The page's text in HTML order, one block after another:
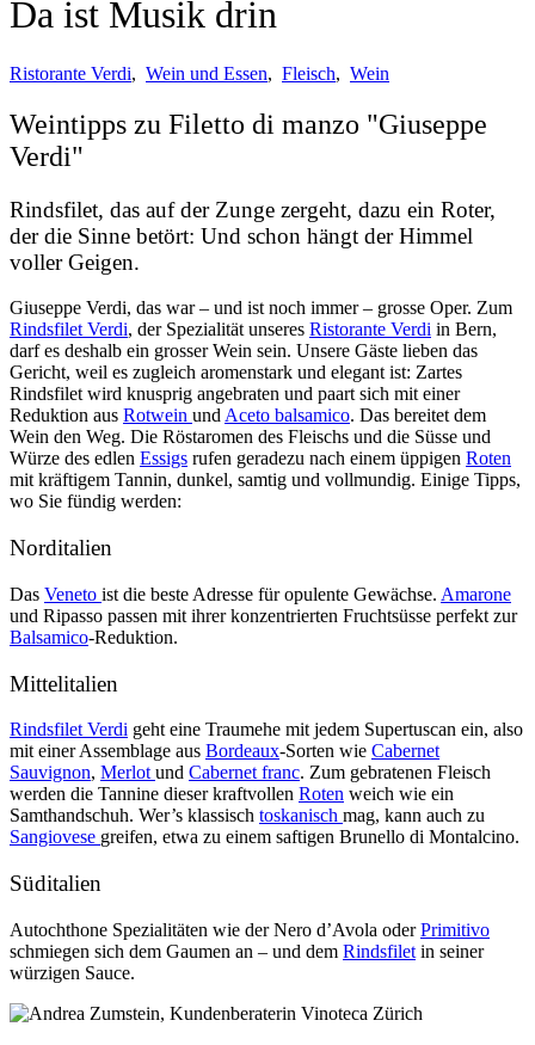
Da ist Musik drin
Ristorante Verdi, Wein und Essen, Fleisch, Wein
Weintipps zu Filetto di manzo "Giuseppe
Verdi"
Rindsfilet, das auf der Zunge zergeht, dazu ein Roter,
der die Sinne betört: Und schon hängt der Himmel
voller Geigen.
Giuseppe Verdi, das war – und ist noch immer – grosse Oper. Zum
Rindsfilet Verdi, der Spezialität unseres Ristorante Verdi in Bern,
darf es deshalb ein grosser Wein sein. Unsere Gäste lieben das
Gericht, weil es zugleich aromenstark und elegant ist: Zartes
Rindsfilet wird knusprig angebraten und paart sich mit einer
Reduktion aus Rotwein undAceto balsamico. Das bereitet dem
Wein den Weg. Die Röstaromen des Fleischs und die Süsse und
Würze des edlen Essigs rufen geradezu nach einem üppigen Roten
mit kräftigem Tannin, dunkel, samtig und vollmundig. Einige Tipps,
wo Sie fündig werden:
Norditalien
Das Veneto ist die beste Adresse für opulente Gewächse. Amarone
und Ripasso passen mit ihrer konzentrierten Fruchtsüsse perfekt zur
Balsamico-Reduktion.
Mittelitalien
Rindsfilet Verdi geht eine Traumehe mit jedem Supertuscan ein, also
mit einer Assemblage aus Bordeaux-Sorten wie Cabernet
Sauvignon, Merlot und Cabernet franc. Zum gebratenen Fleisch
werden die Tannine dieser kraftvollen Roten weich wie ein
Samthandschuh. Wer’s klassisch toskanisch mag, kann auch zu
Sangiovese greifen, etwa zu einem saftigen Brunello di Montalcino.
Süditalien
Autochthone Spezialitäten wie der Nero d’Avola oderPrimitivo
schmiegen sich dem Gaumen an – und dem Rindsfilet in seiner
würzigen Sauce.